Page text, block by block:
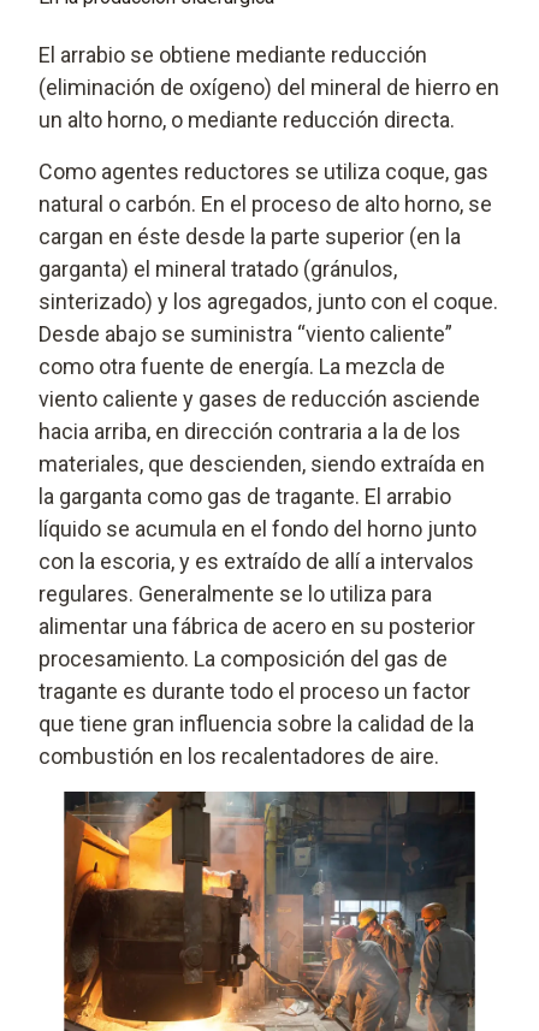
El arrabio se obtiene mediante reducción
(eliminación de oxígeno) del mineral de hierro en
un alto horno, o mediante reducción directa.
Como agentes reductores se utiliza coque, gas
natural o carbón. En el proceso de alto horno, se
cargan en éste desde la parte superior (en la
garganta) el mineral tratado (gránulos,
sinterizado) y los agregados, junto con el coque.
Desde abajo se suministra “viento caliente”
como otra fuente de energía. La mezcla de
viento caliente y gases de reducción asciende
hacia arriba, en dirección contraria a la de los
materiales, que descienden, siendo extraída en
la garganta como gas de tragante. El arrabio
líquido se acumula en el fondo del horno junto
con la escoria, y es extraído de allí a intervalos
regulares. Generalmente se lo utiliza para
alimentar una fábrica de acero en su posterior
procesamiento. La composición del gas de
tragante es durante todo el proceso un factor
que tiene gran influencia sobre la calidad de la
combustión en los recalentadores de aire.